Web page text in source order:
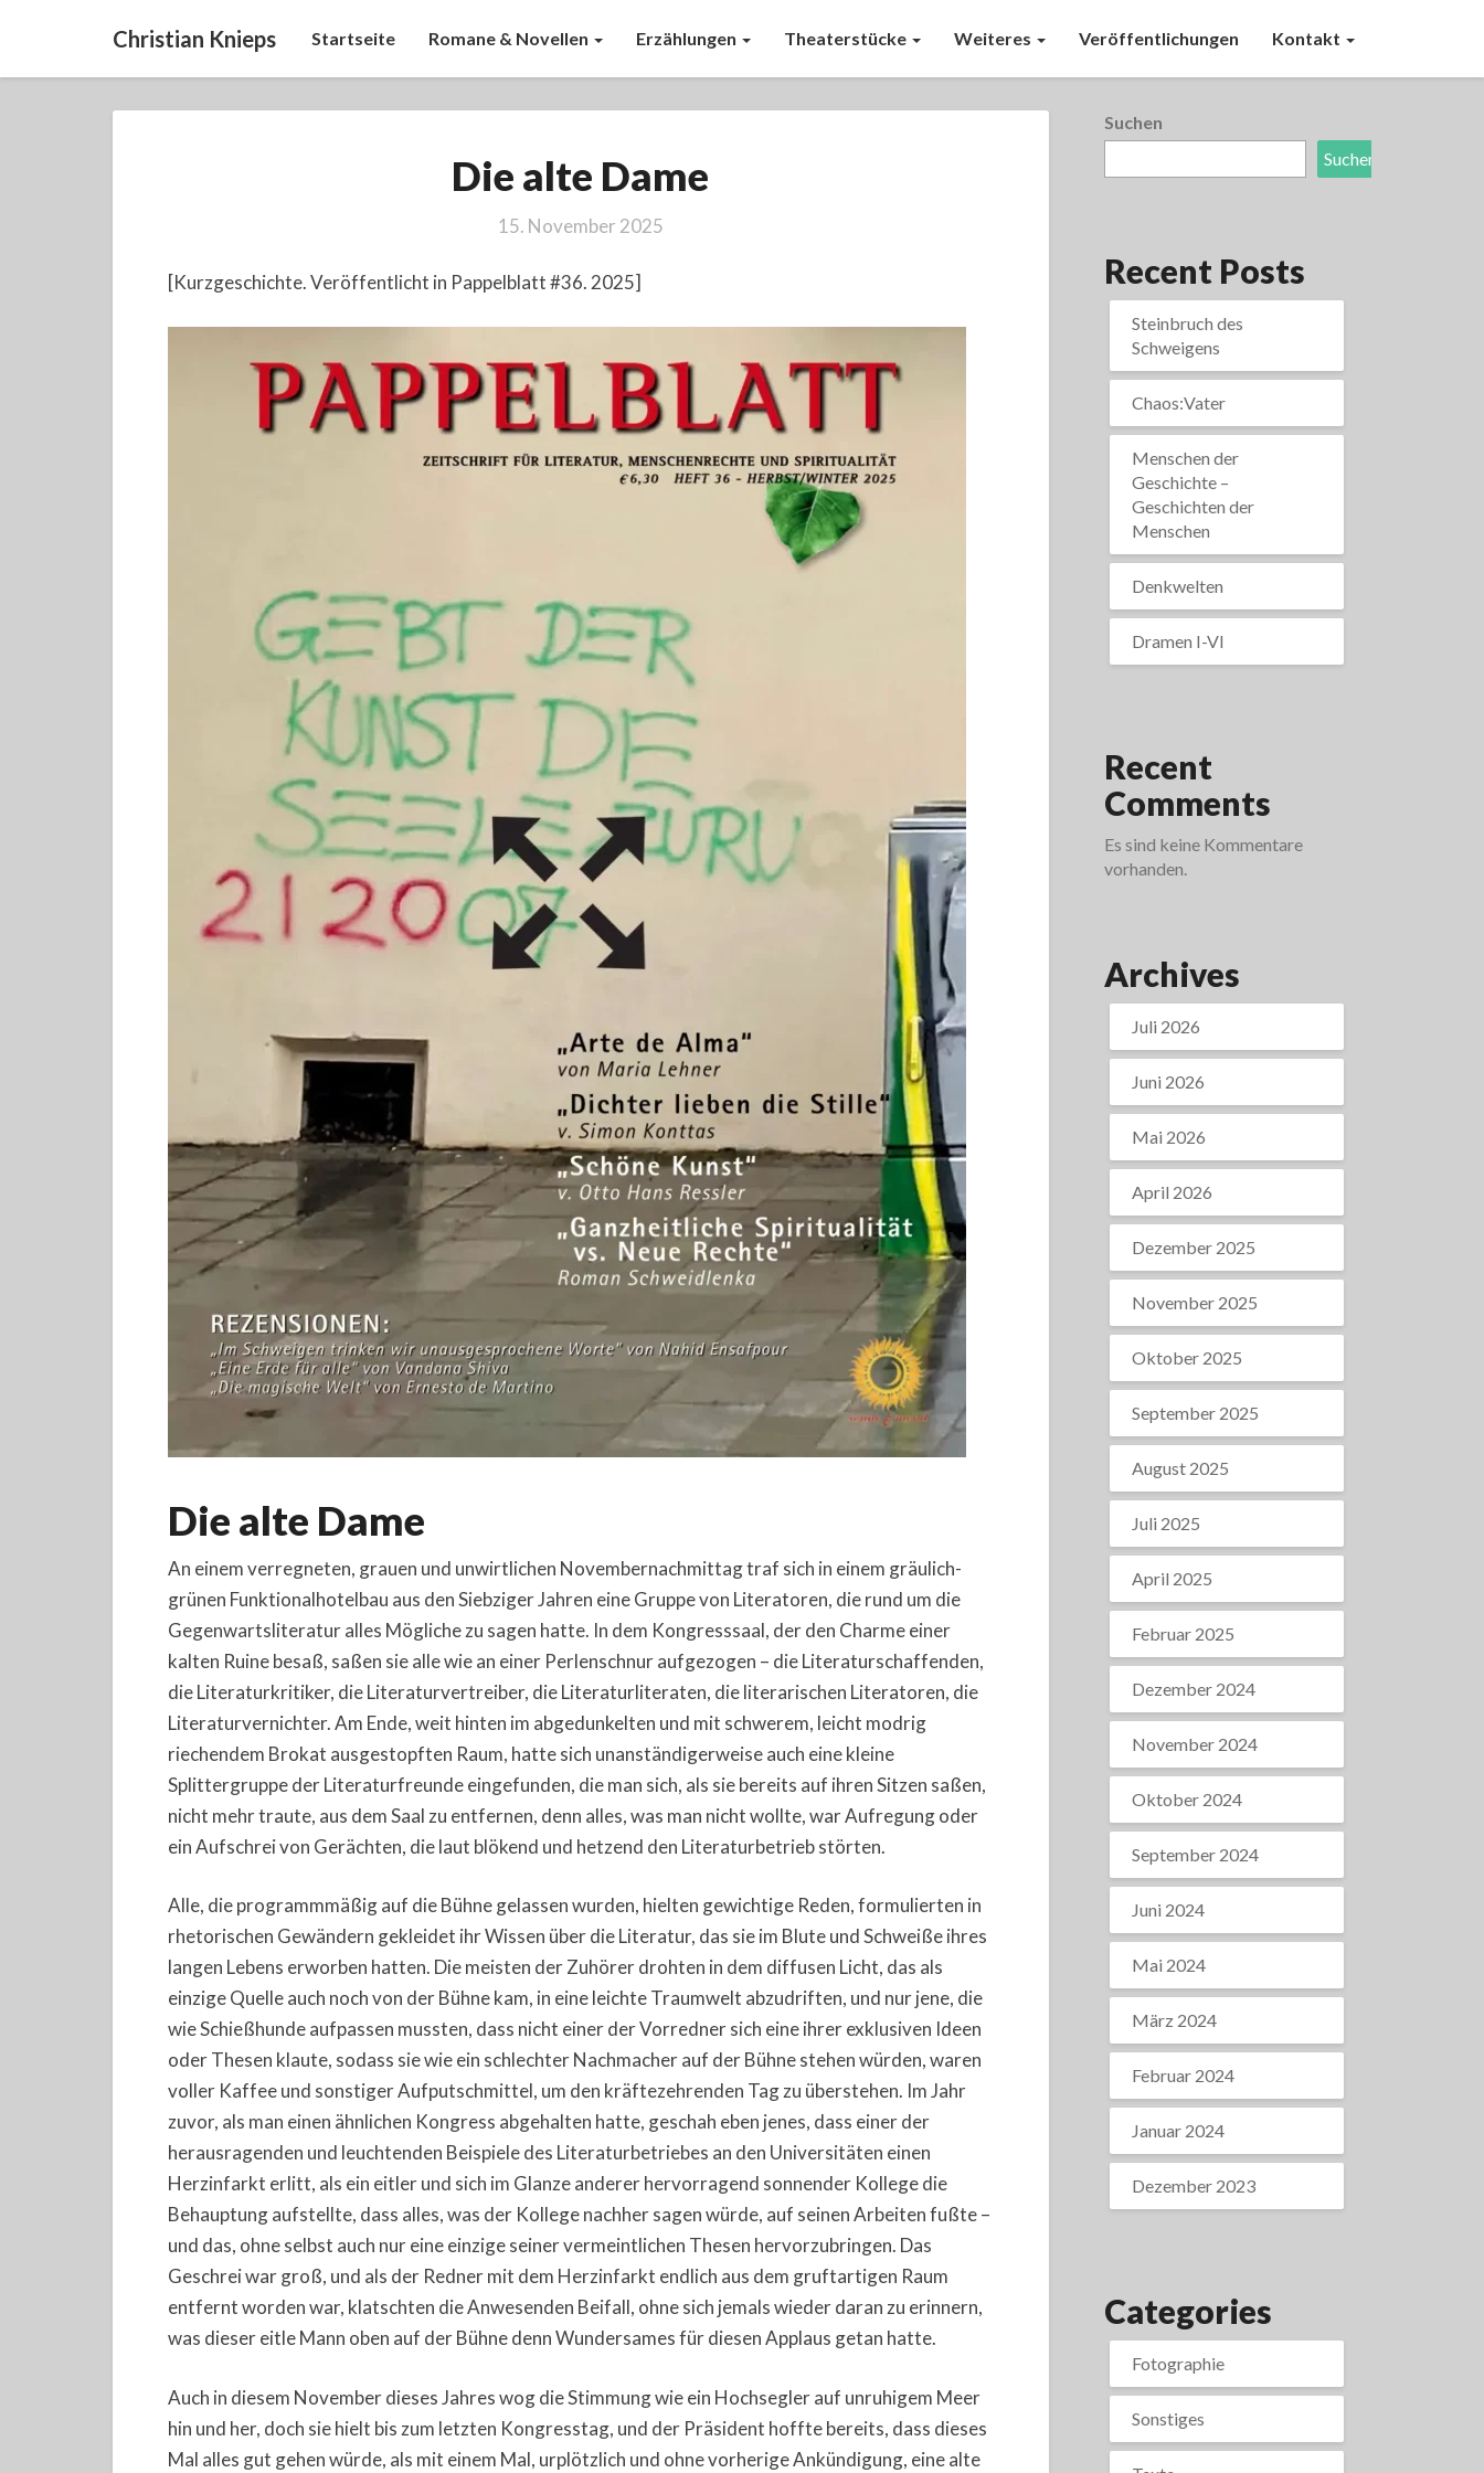
Christian Knieps Startseite Romane & Novellen Erzählungen Theaterstücke Weiteres Veröffentlichungen Kontakt
alte
Die alte Dame
15. November 2025
[Kurzgeschichte. Veröffentlicht in Pappelblatt #36. 2025]
Die alte Dame
An einem verregneten, grauen und unwirtlichen Novembernachmittag traf sich in einem gräulich-
grünen Funktionalhotelbau aus den Siebziger Jahren eine Gruppe von Literatoren, die rund um die
Gegenwartsliteratur alles Mögliche zu sagen hatte. In dem Kongresssaal, der den Charme einer
kalten Ruine besaß, saßen sie alle wie an einer Perlenschnur aufgezogen – die Literaturschaffenden,
die Literaturkritiker, die Literaturvertreiber, die Literaturliteraten, die literarischen Literatoren, die
Literaturvernichter. Am Ende, weit hinten im abgedunkelten und mit schwerem, leicht modrig
riechendem Brokat ausgestopften Raum, hatte sich unanständigerweise auch eine kleine
Splittergruppe der Literaturfreunde eingefunden, die man sich, als sie bereits auf ihren Sitzen saßen,
nicht mehr traute, aus dem Saal zu entfernen, denn alles, was man nicht wollte, war Aufregung oder
ein Aufschrei von Gerächten, die laut blökend und hetzend den Literaturbetrieb störten.
Alle, die programmmäßig auf die Bühne gelassen wurden, hielten gewichtige Reden, formulierten in
rhetorischen Gewändern gekleidet ihr Wissen über die Literatur, das sie im Blute und Schweiße ihres
langen Lebens erworben hatten. Die meisten der Zuhörer drohten in dem diffusen Licht, das als
einzige Quelle auch noch von der Bühne kam, in eine leichte Traumwelt abzudriften, und nur jene, die
wie Schießhunde aufpassen mussten, dass nicht einer der Vorredner sich eine ihrer exklusiven Ideen
oder Thesen klaute, sodass sie wie ein schlechter Nachmacher auf der Bühne stehen würden, waren
voller Kaffee und sonstiger Aufputschmittel, um den kräftezehrenden Tag zu überstehen. Im Jahr
zuvor, als man einen ähnlichen Kongress abgehalten hatte, geschah eben jenes, dass einer der
herausragenden und leuchtenden Beispiele des Literaturbetriebes an den Universitäten einen
Herzinfarkt erlitt, als ein eitler und sich im Glanze anderer hervorragend sonnender Kollege die
Behauptung aufstellte, dass alles, was der Kollege nachher sagen würde, auf seinen Arbeiten fußte –
und das, ohne selbst auch nur eine einzige seiner vermeintlichen Thesen hervorzubringen. Das
Geschrei war groß, und als der Redner mit dem Herzinfarkt endlich aus dem gruftartigen Raum
entfernt worden war, klatschten die Anwesenden Beifall, ohne sich jemals wieder daran zu erinnern,
was dieser eitle Mann oben auf der Bühne denn Wundersames für diesen Applaus getan hatte.
Auch in diesem November dieses Jahres wog die Stimmung wie ein Hochsegler auf unruhigem Meer
hin und her, doch sie hielt bis zum letzten Kongresstag, und der Präsident hoffte bereits, dass dieses
Mal alles gut gehen würde, als mit einem Mal, urplötzlich und ohne vorherige Ankündigung, eine alte
Suchen
Suchen
Recent Posts
Steinbruch des
Schweigens
Chaos:Vater
Menschen der
Geschichte –
Geschichten der
Menschen
Denkwelten
Dramen I-VI
Recent
Comments
Es sind keine Kommentare
vorhanden.
Archives
Juli 2026
Juni 2026
Mai 2026
April 2026
Dezember 2025
November 2025
Oktober 2025
September 2025
August 2025
Juli 2025
April 2025
Februar 2025
Dezember 2024
November 2024
Oktober 2024
September 2024
Juni 2024
Mai 2024
März 2024
Februar 2024
Januar 2024
Dezember 2023
Categories
Fotographie
Sonstiges